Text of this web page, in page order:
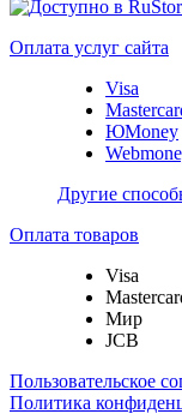
Оплата услуг сайта
Visa
ЮMoney
Другие
Оплата товаров
Visa
Мир
JCB
Пользовательское
Политика